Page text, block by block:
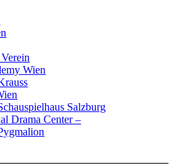
Wien
Salzburg
Drama Center –